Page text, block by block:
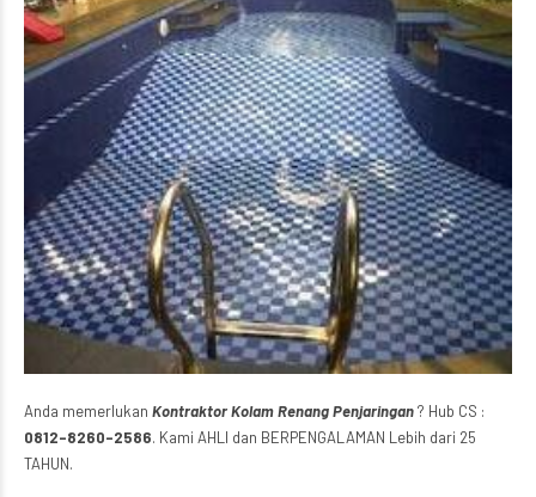
Anda memerlukan Kontraktor Kolam Renang Penjaringan? Hub CS :
0812-8260-2586. Kami AHLI dan BERPENGALAMAN Lebih dari 25
TAHUN.